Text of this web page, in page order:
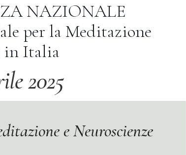
NAZIONALE
per la Meditazione
in Italia
2025
e Neuroscienze